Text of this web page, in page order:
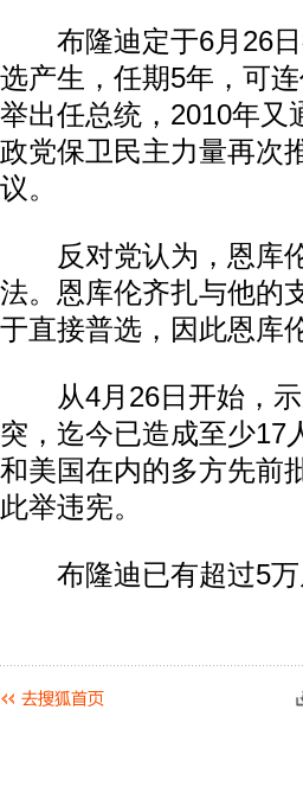
布隆迪定于6月26日
选产生，任期5年，可
举出任总统，2010年又
政党保卫民主力量再次
议。
反对党认为，恩库伦
法。恩库伦齐扎与他的
于直接普选，因此恩库
从4月26日开始，示
突，迄今已造成至少17
和美国在内的多方先前
此举违宪。
布隆迪已有超过5万